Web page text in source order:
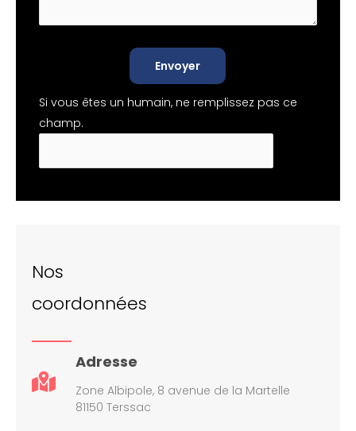
Envoyer
Si vous êtes un humain, ne remplissez pas ce
champ.
Nos
coordonnées
Adresse
Zone Albipole, 8 avenue de la Martelle
81150 Terssac